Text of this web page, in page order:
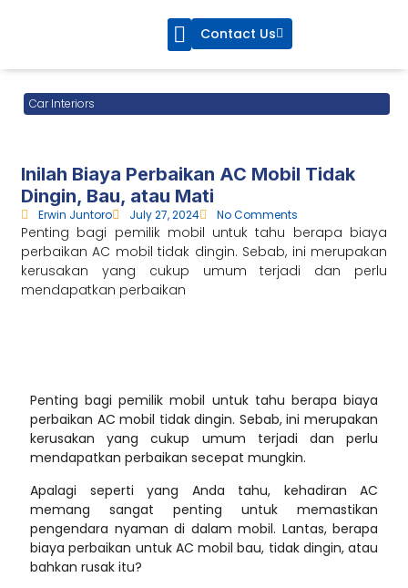
Contact Us
Car Interiors
Inilah Biaya Perbaikan AC Mobil Tidak
Dingin, Bau, atau Mati
Erwin Juntoro July 27, 2024 No Comments
Penting bagi pemilik mobil untuk tahu berapa biaya
perbaikan AC mobil tidak dingin. Sebab, ini merupakan
kerusakan yang cukup umum terjadi dan perlu
mendapatkan perbaikan
Penting bagi pemilik mobil untuk tahu berapa biaya
perbaikan AC mobil tidak dingin. Sebab, ini merupakan
kerusakan yang cukup umum terjadi dan perlu
mendapatkan perbaikan secepat mungkin.
Apalagi seperti yang Anda tahu, kehadiran AC
memang sangat penting untuk memastikan
pengendara nyaman di dalam mobil. Lantas, berapa
biaya perbaikan untuk AC mobil bau, tidak dingin, atau
bahkan rusak itu?